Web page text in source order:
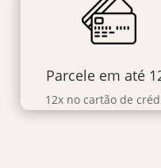
Parcele em até
12x no cartão de